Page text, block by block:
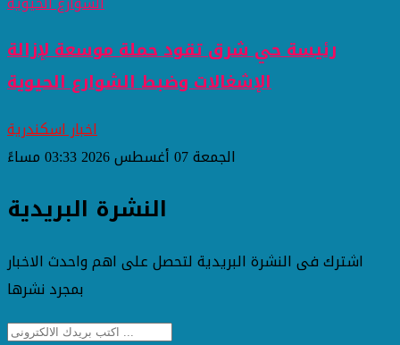
رئيسة حي شرق تقود حملة موسعة لإزالة
الإشغالات وضبط الشوارع الحيوية
اخبار اسكندرية
الجمعة 07 أغسطس 2026 03:33 مساءً
النشرة البريدية
اشترك فى النشرة البريدية لتحصل على اهم واحدث الاخبار
بمجرد نشرها